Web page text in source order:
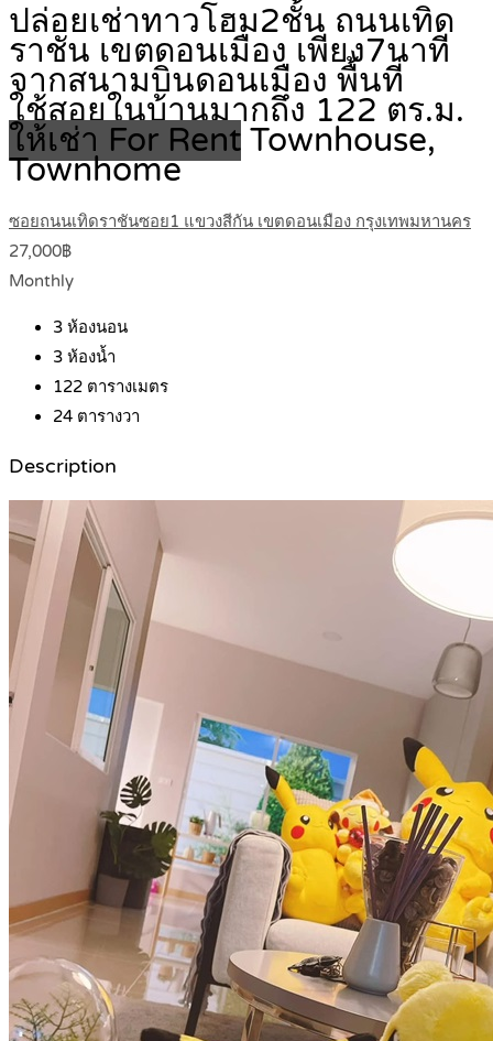
ปล่อยเช่าทาวโฮม2ชั้น ถนนเทิด
ราชัน เขตดอนเมือง เพียง7นาที
จากสนามบินดอนเมือง พื้นที่
ใช้สอยในบ้านมากถึง 122 ตร.ม.
ให้เช่า For Rent Townhouse,
Townhome
ซอยถนนเทิดราชันซอย1 แขวงสีกัน เขตดอนเมือง กรุงเทพมหานคร
27,000฿
Monthly
3 ห้องนอน
3 ห้องน้ำ
122 ตารางเมตร
24 ตารางวา
Description